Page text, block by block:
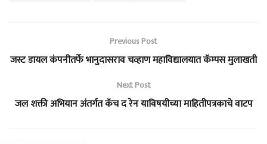
Previous Post
जस्ट डायल कंपनीतर्फे भानुदासराव चव्हाण महाविद्यालयात कॅम्पस मुलाखती
Next Post
जल शक्ती अभियान अंतर्गत कॅच द रेन याविषयीच्या माहितीपत्रकाचे वाटप